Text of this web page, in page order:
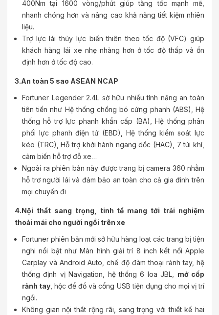
400Nm tại 1600 vòng/phút giúp tăng tốc mạnh mẽ,
nhanh chóng hơn và nâng cao khả năng tiết kiệm nhiên
liệu.
Trợ lực lái thủy lực biến thiên theo tốc độ (VFC) giúp
khách hàng lái xe nhẹ nhàng hơn ở tốc độ thấp và ổn
định hơn ở tốc độ cao.
3.An toàn 5 sao ASEAN NCAP
Fortuner Legender 2.4L sở hữu nhiều tính năng an toàn
tiên tiến như Hệ thống chống bó cứng phanh (ABS), Hệ
thống hỗ trợ lực phanh khẩn cấp (BA), Hệ thống phân
phối lực phanh điện tử (EBD), Hệ thống kiểm soát lực
kéo (TRC), Hỗ trợ khởi hành ngang dốc (HAC), 7 túi khí,
cảm biến hỗ trợ đỗ xe…
Ngoài ra phiên bản này được trang bị camera 360 nhằm
hỗ trơ người lái và đảm bảo an toàn cho cả gia đình trên
mọi chuyến đi
4.Nội thất sang trọng, tinh tế mang tới trải nghiệm
thoải mái cho người ngồi trên xe
Fortuner phiên bản mới sở hữu hàng loạt các trang bị tiện
nghi nổi bật như Màn hình giải trí 8 inch kết nối Apple
Carplay và Android Auto, chế độ đàm thoại rảnh tay, hệ
thống định vị Navigation, hệ thống 6 loa JBL, mở cốp
rảnh tay , hộc để đồ và cổng USB tiện dụng cho mọi vị trí
ngồi.
Không gian nội thất rộng rãi, sang trọng với thiết kế hai